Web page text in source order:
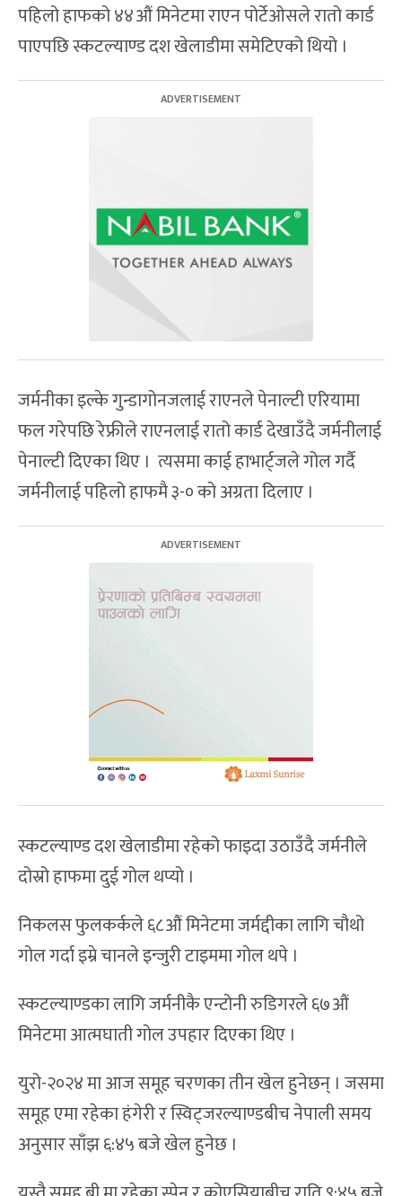
पहिलो हाफको ४४औं मिनेटमा राएन पोर्टेओसले रातो कार्ड
पाएपछि स्कटल्याण्ड दश खेलाडीमा समेटिएको थियो ।
जर्मनीका इल्के गुन्डागोनजलाई राएनले पेनाल्टी एरियामा
फल गरेपछि रेफ्रीले राएनलाई रातो कार्ड देखाउँदै जर्मनीलाई
पेनाल्टी दिएका थिए । त्यसमा काई हाभार्ट्जले गोल गर्दै
जर्मनीलाई पहिलो हाफमै ३-० को अग्रता दिलाए ।
स्कटल्याण्ड दश खेलाडीमा रहेको फाइदा उठाउँदै जर्मनीले
दोस्रो हाफमा दुई गोल थप्यो ।
निकलस फुलकर्कले ६८औं मिनेटमा जर्मद्दीका लागि चौथो
गोल गर्दा इम्रे चानले इन्जुरी टाइममा गोल थपे ।
स्कटल्याण्डका लागि जर्मनीकै एन्टोनी रुडिगरले ६७औं
मिनेटमा आत्मघाती गोल उपहार दिएका थिए ।
युरो-२०२४ मा आज समूह चरणका तीन खेल हुनेछन् । जसमा
समूह एमा रहेका हंगेरी र स्विट्जरल्याण्डबीच नेपाली समय
अनुसार साँझ ६:४५ बजे खेल हुनेछ ।